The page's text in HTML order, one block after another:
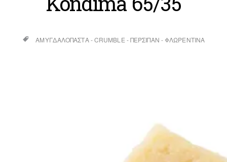
ΑΜΥΓΔΑΛΌΠΑΣΤΑ - CRUMBLE - ΠΈΡΣΙΠΑΝ - ΦΛΩΡΕΝΤΊΝΑ